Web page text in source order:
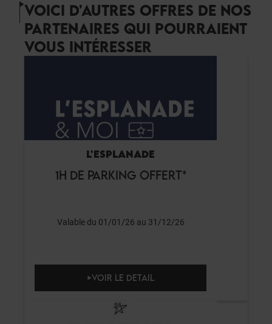
VOICI D'AUTRES OFFRES DE NOS
PARTENAIRES QUI POURRAIENT
VOUS INTÉRESSER
L'ESPLANADE
1H DE PARKING OFFERT*
Valable du 01/01/26 au 31/12/26
VOIR LE DETAIL